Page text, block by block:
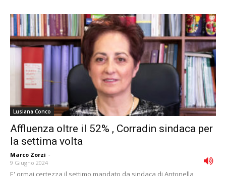
Lusiana Conco
Affluenza oltre il 52% , Corradin sindaca per
la settima volta
Marco Zorzi -
9 Giugno 2024
E' ormai certezza il settimo mandato da sindaca di Antonella